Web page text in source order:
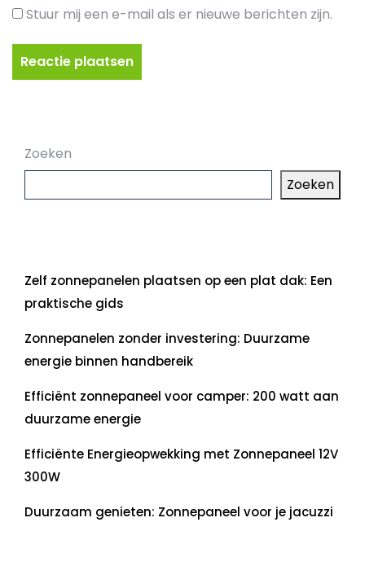
Stuur mij een e-mail als er nieuwe berichten zijn.
Zoeken
Zoeken
Zelf zonnepanelen plaatsen op een plat dak: Een
praktische gids
Zonnepanelen zonder investering: Duurzame
energie binnen handbereik
Efficiënt zonnepaneel voor camper: 200 watt aan
duurzame energie
Efficiënte Energieopwekking met Zonnepaneel 12V
300W
Duurzaam genieten: Zonnepaneel voor je jacuzzi